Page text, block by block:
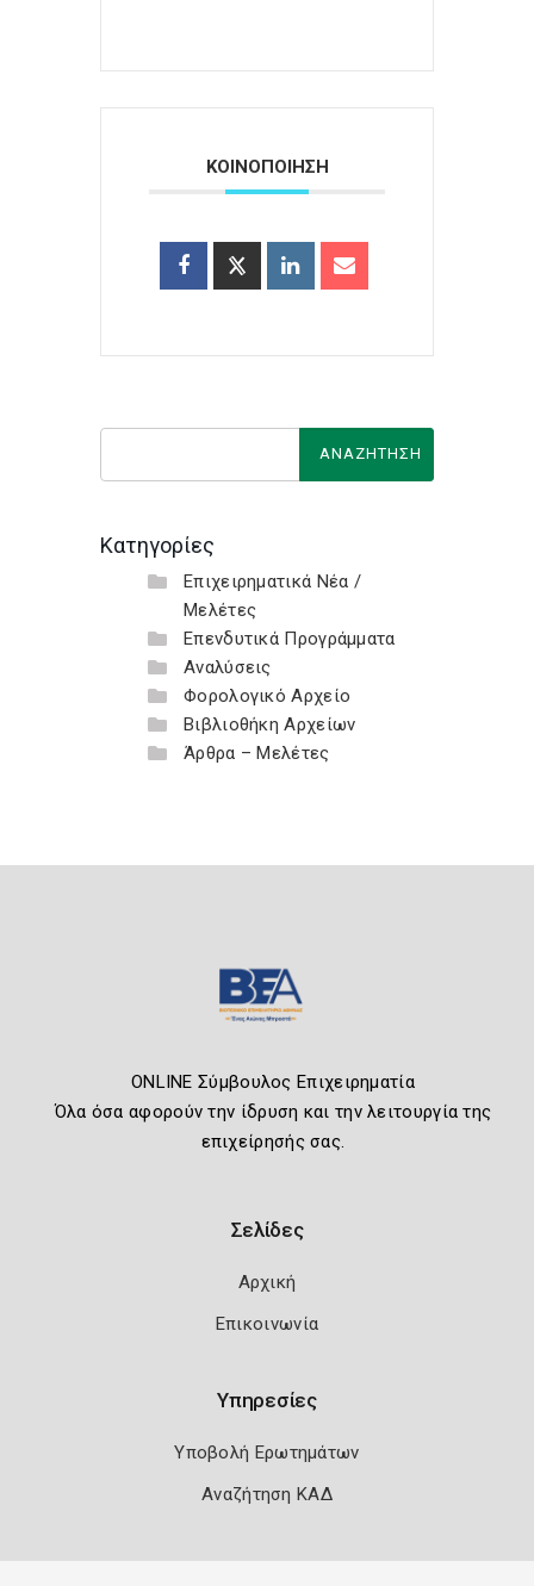
ΚΟΙΝΟΠΟΙΗΣΗ
Κατηγορίες
Επιχειρηματικά Νέα /
Μελέτες
Επενδυτικά Προγράμματα
Αναλύσεις
Φορολογικό Αρχείο
Βιβλιοθήκη Αρχείων
Άρθρα – Μελέτες
ONLINE Σύμβουλος Επιχειρηματία
Όλα όσα αφορούν την ίδρυση και την λειτουργία της
επιχείρησής σας.
Σελίδες
Αρχική
Επικοινωνία
Υπηρεσίες
Υποβολή Ερωτημάτων
Αναζήτηση ΚΑΔ